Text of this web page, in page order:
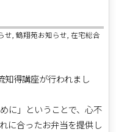
せ 鶴翔苑お知らせ 在宅総合
知得講座が行われまし
に」ということで、心不
に合ったお弁当を提供し